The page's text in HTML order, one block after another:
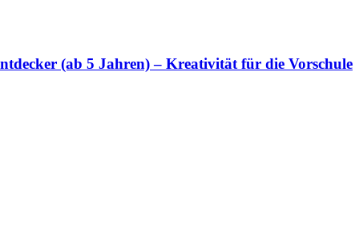
(ab 5 Jahren) – Kreativität für die Vorschule